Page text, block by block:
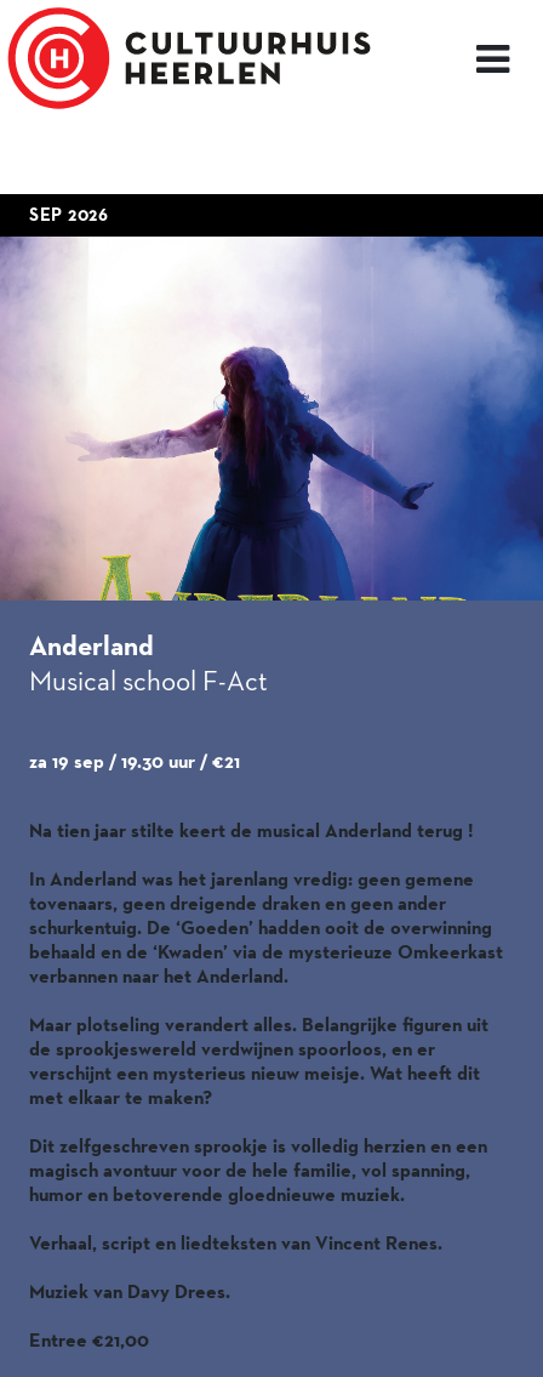
SEP 2026
Anderland
Musical school F-Act
za 19 sep / 19.30 uur / €21
Na tien jaar stilte keert de musical Anderland terug !
In Anderland was het jarenlang vredig: geen gemene
tovenaars, geen dreigende draken en geen ander
schurkentuig. De ‘Goeden’ hadden ooit de overwinning
behaald en de ‘Kwaden’ via de mysterieuze Omkeerkast
verbannen naar het Anderland.
Maar plotseling verandert alles. Belangrijke figuren uit
de sprookjeswereld verdwijnen spoorloos, en er
verschijnt een mysterieus nieuw meisje. Wat heeft dit
met elkaar te maken?
Dit zelfgeschreven sprookje is volledig herzien en een
magisch avontuur voor de hele familie, vol spanning,
humor en betoverende gloednieuwe muziek.
Verhaal, script en liedteksten van Vincent Renes.
Muziek van Davy Drees.
Entree €21,00